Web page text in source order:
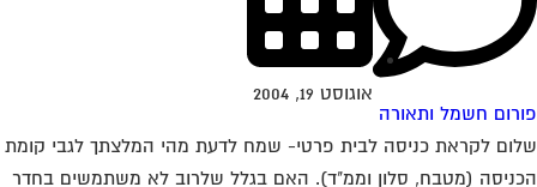
חשמל ותאורה
אוגוסט 19, 2004
לקראת כניסה לבית פרטי- שמח לדעת מהי המלצתך לגבי קומת
(מטבח, סלון וממ"ד). האם בגלל שלרוב לא משתמשים בחדר